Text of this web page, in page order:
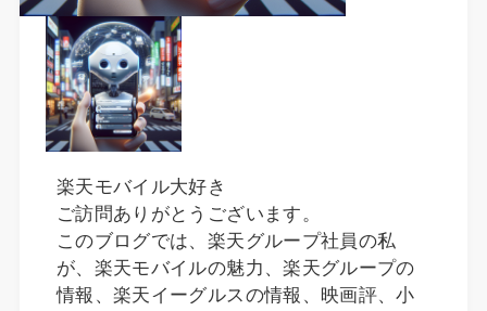
楽天モバイル大好き
ご訪問ありがとうございます。
このブログでは、楽天グループ社員の私
が、楽天モバイルの魅力、楽天グループの
情報、楽天イーグルスの情報、映画評、小